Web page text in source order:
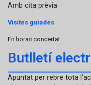
Amb cita prèvia
Visites guiades
En horari concertat
Butlletí
Apuntat per rebre tota